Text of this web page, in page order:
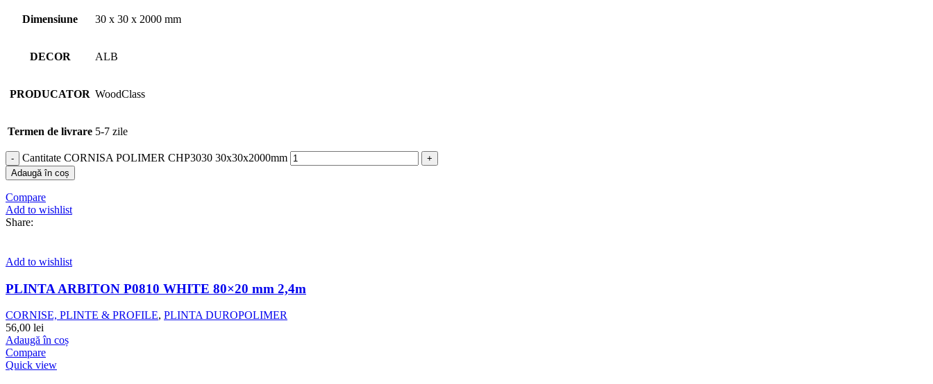
Dimensiune 30 x 30 x 2000 mm
DECOR ALB
PRODUCATOR WoodClass
Termen de livrare 5-7 zile
Cantitate CORNISA POLIMER CHP3030 30x30x2000mm
Adaugă în coș
Compare
Add to wishlist
Share:
Add to wishlist
PLINTA ARBITON P0810 WHITE 80×20 mm 2,4m
CORNISE, PLINTE & PROFILE, PLINTA DUROPOLIMER
56,00 lei
Adaugă în coș
Compare
Quick view